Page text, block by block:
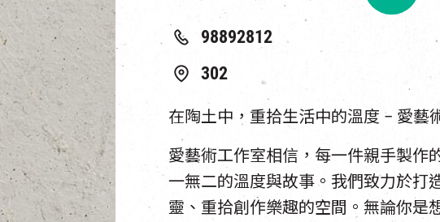
98892812
302
在陶土中，重拾生活中的溫度 – 愛藝
愛藝術工作室相信，每一件親手製作
一無二的溫度與故事。我們致力於打
靈、重拾創作樂趣的空間。無論你是